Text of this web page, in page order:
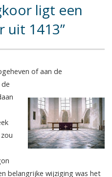
ligt een
uit 1413
of aan de
belangrijke wijziging was het